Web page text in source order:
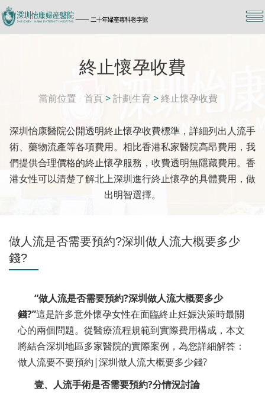
終止懷孕收費
當前位置 首頁 >計劃生育>終止懷孕收費
深圳怡康醫院公開透明終止懷孕收費標準，詳細列出人流手
術、藥物流產等各項費用。相比香港私家醫院高昂費用，我
們提供合理價格的終止懷孕服務，收費透明無隱藏費用。香
港女性可以清楚了解北上深圳進行終止懷孕的具體費用，做
出明智選擇。
做人流是否需要預約?深圳做人流大概要多少
錢?
“做人流是否需要預約?深圳做人流大概要多少
錢?”這是許多意外懷孕女性在面臨終止妊娠決策時最關
心的兩個問題。從醫療流程規範到實際費用構成，本文
將結合深圳地區多家醫院的實際案例，為您詳細解答：
做人流要不要預約|深圳做人流大概要多少錢?
壹、人流手術是否需要預約?分情況討論